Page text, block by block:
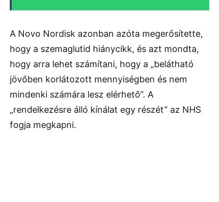
A Novo Nordisk azonban azóta megerősítette,
hogy a szemaglutid hiánycikk, és azt mondta,
hogy arra lehet számítani, hogy a „belátható
jövőben korlátozott mennyiségben és nem
mindenki számára lesz elérhető”. A
„rendelkezésre álló kínálat egy részét” az NHS
fogja megkapni.